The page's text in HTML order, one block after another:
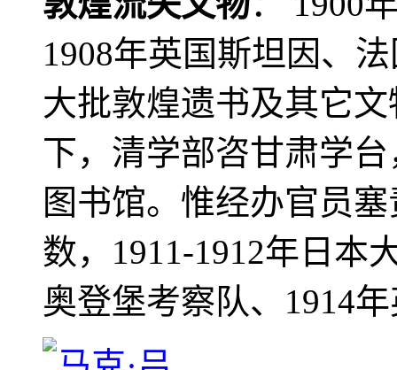
1908年英国斯坦因、
大批敦煌遗书及其它
下，清学部咨甘肃学
图书馆。惟经办官员
数，1911-1912年日本
奥登堡考察队、1914